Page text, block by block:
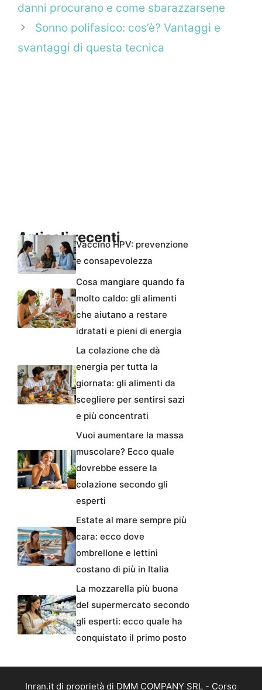
danni procurano e come sbarazzarsene
Sonno polifasico: cos’è? Vantaggi e
svantaggi di questa tecnica
Articoli recentiVaccino HPV: prevenzione
e consapevolezza
Cosa mangiare quando fa
molto caldo: gli alimenti
che aiutano a restare
idratati e pieni di energia
La colazione che dà
energia per tutta la
giornata: gli alimenti da
scegliere per sentirsi sazi
e più concentrati
Vuoi aumentare la massa
muscolare? Ecco quale
dovrebbe essere la
colazione secondo gli
esperti
Estate al mare sempre più
cara: ecco dove
ombrellone e lettini
costano di più in Italia
La mozzarella più buona
del supermercato secondo
gli esperti: ecco quale ha
conquistato il primo posto
Inran.it di proprietà di DMM COMPANY SRL - Corso